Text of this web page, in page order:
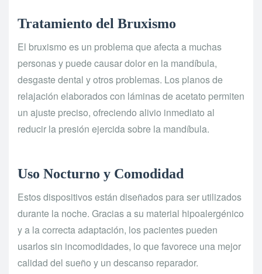
Tratamiento del Bruxismo
El bruxismo es un problema que afecta a muchas
personas y puede causar dolor en la mandíbula,
desgaste dental y otros problemas. Los planos de
relajación elaborados con láminas de acetato permiten
un ajuste preciso, ofreciendo alivio inmediato al
reducir la presión ejercida sobre la mandíbula.
Uso Nocturno y Comodidad
Estos dispositivos están diseñados para ser utilizados
durante la noche. Gracias a su material hipoalergénico
y a la correcta adaptación, los pacientes pueden
usarlos sin incomodidades, lo que favorece una mejor
calidad del sueño y un descanso reparador.